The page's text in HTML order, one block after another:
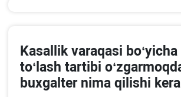
Kasallik varaqasi
toʻlash tartibi
buхgalter nima qilishi